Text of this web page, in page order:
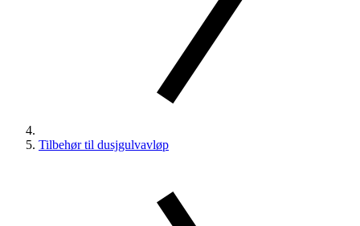
Tilbehør til dusjgulvavløp